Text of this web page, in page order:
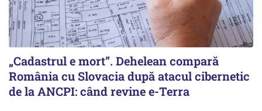
„Cadastrul e mort”. Dehelean compară
România cu Slovacia după atacul cibernetic
de la ANCPI: când revine e-Terra